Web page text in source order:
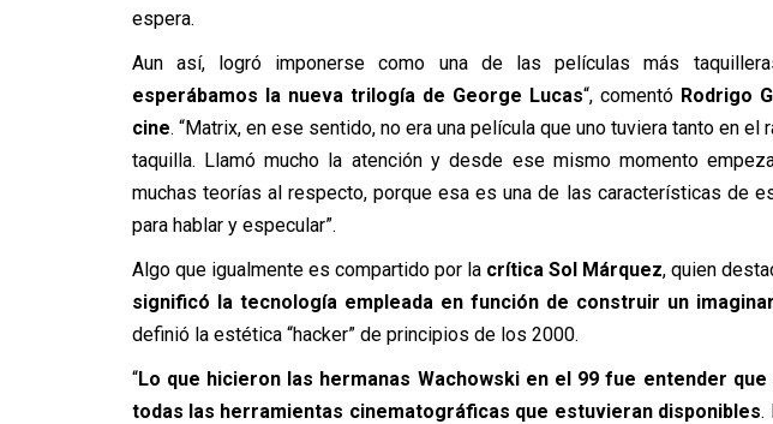
espera.
Aun así, logró imponerse como una de las películas más
esperábamos la nueva trilogía de George Lucas“, comentó Rodrigo
cine. “Matrix, en ese sentido, no era una película que uno tuviera tanto en el
taquilla. Llamó mucho la atención y desde ese mismo momento
muchas teorías al respecto, porque esa es una de las características de
para hablar y especular”.
Algo que igualmente es compartido por lacrítica Sol Márquez, quien
significó la tecnología empleada en función de construir un
definió la estética “hacker” de principios de los 2000.
“Lo que hicieron las hermanas Wachowski en el 99 fue entender
todas las herramientas cinematográficas que estuvieran disponibles.